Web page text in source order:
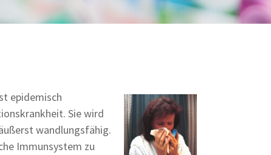
epidemisch
Sie wird
wandlungsfähig.
Immunsystem zu